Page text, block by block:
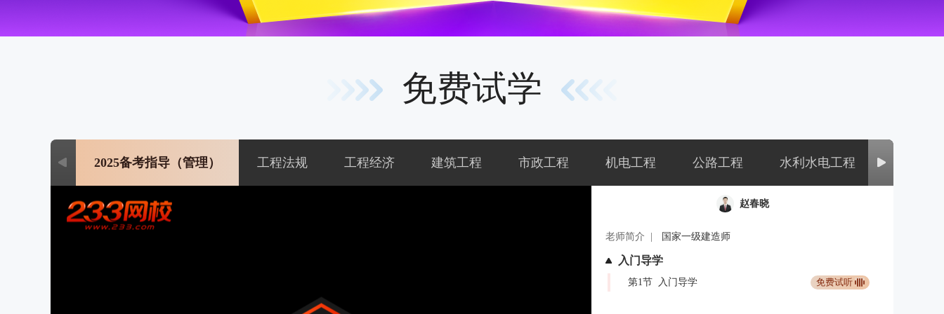
免费试学
2025备考指导（管理） 工程法规 工程经济 建筑工程 市政工程 机电工程 公路工程 水利水电工程
赵春晓
老师简介 | 国家一级建造师
入门导学
第1节 入门导学 免费试听